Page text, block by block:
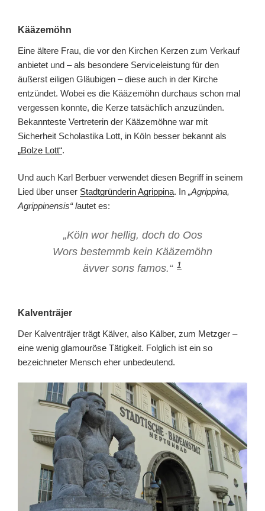
Kääzemöhn
Eine ältere Frau, die vor den Kirchen Kerzen zum Verkauf
anbietet und – als besondere Serviceleistung für den
äußerst eiligen Gläubigen – diese auch in der Kirche
entzündet. Wobei es die Kääzemöhn durchaus schon mal
vergessen konnte, die Kerze tatsächlich anzuzünden.
Bekannteste Vertreterin der Kääzemöhne war mit
Sicherheit Scholastika Lott, in Köln besser bekannt als
„Bolze Lott“.
Und auch Karl Berbuer verwendet diesen Begriff in seinem
Lied über unser Stadtgründerin Agrippina. In „Agrippina,
Agrippinensis“ lautet es:
„Köln wor hellig, doch do Oos
Wors bestemmb kein Kääzemöhn
ävver sons famos.“ 1
Kalventräjer
Der Kalventräjer trägt Kälver, also Kälber, zum Metzger –
eine wenig glamouröse Tätigkeit. Folglich ist ein so
bezeichneter Mensch eher unbedeutend.